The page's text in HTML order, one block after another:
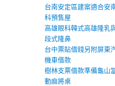
台南安定區建案適合安
科預售屋
高雄眼科韓式高雄隆乳
段式隆鼻
台中票貼借錢另附屏東
機車借款
樹林支票借款準備龜山
動麻將桌